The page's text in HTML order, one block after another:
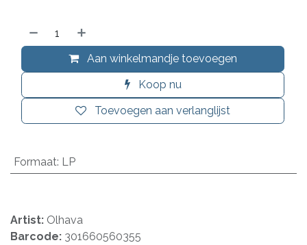
Aan winkelmandje toevoegen
Koop nu
Toevoegen aan verlanglijst
Formaat: LP
Artist: Olhava
Barcode: 301660560355